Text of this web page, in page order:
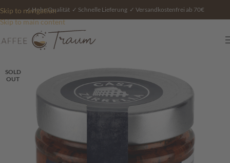
Skip to navigation
Skip to main content
✓ Hohe Qualität ✓ Schnelle Lieferung ✓ Versandkostenfrei ab 70€
SOLD
OUT